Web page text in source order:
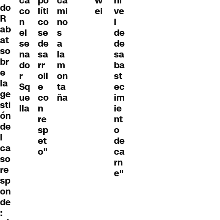
do
R
ab
at
so
br
e
la
ge
sti
ón
de
l
ca
so
re
sp
on
de
:
co
n
el
se
na
do
r
Sq
ue
lla
líti
co
se
de
sa
rr
oll
e
co
n
re
sp
et
o"
mi
no
s
a
la
m
on
ta
ña
ei
ve
l
de
de
sa
ba
st
ec
im
ie
nt
o
de
ca
rn
e"